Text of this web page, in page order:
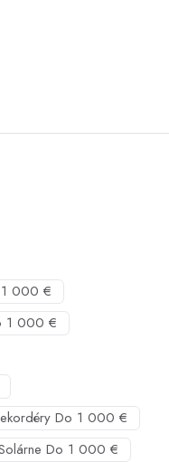
1 000 €
1 000 €
Do 1 000 €
Do 1 000 €